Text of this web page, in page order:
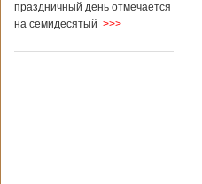
праздничный день отмечается
на семидесятый >>>